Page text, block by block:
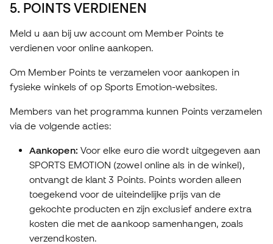
5. POINTS VERDIENEN
Meld u aan bij uw account om Member Points te
verdienen voor online aankopen.
Om Member Points te verzamelen voor aankopen in
fysieke winkels of op Sports Emotion-websites.
Members van het programma kunnen Points verzamelen
via de volgende acties:
Aankopen: Voor elke euro die wordt uitgegeven aan
SPORTS EMOTION (zowel online als in de winkel),
ontvangt de klant 3 Points. Points worden alleen
toegekend voor de uiteindelijke prijs van de
gekochte producten en zijn exclusief andere extra
kosten die met de aankoop samenhangen, zoals
verzendkosten.